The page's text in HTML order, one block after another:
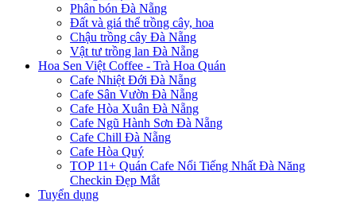
Phân bón Đà Nẵng
Đất và giá thể trồng cây, hoa
Chậu trồng cây Đà Nẵng
Vật tư trồng lan Đà Nẵng
Hoa Sen Việt Coffee - Trà Hoa Quán
Cafe Nhiệt Đới Đà Nẵng
Cafe Sân Vườn Đà Nẵng
Cafe Hòa Xuân Đà Nẵng
Cafe Ngũ Hành Sơn Đà Nẵng
Cafe Chill Đà Nẵng
Cafe Hòa Quý
TOP 11+ Quán Cafe Nổi Tiếng Nhất Đà Năng
Checkin Đẹp Mắt
Tuyển dụng